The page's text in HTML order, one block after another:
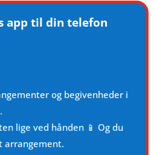
app til din telefon
og begivenheder i
lige ved hånden 📱 Og du
arrangement.